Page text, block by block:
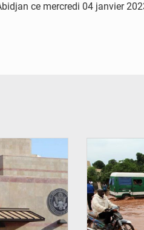
ce mercredi 04 janvier